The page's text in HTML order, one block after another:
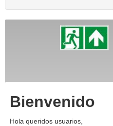
Bienvenido
Hola queridos usuarios,